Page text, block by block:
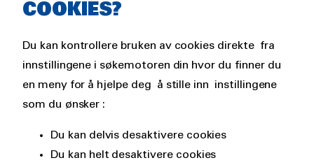
COOKIES?
Du kan kontrollere bruken av cookies direkte fra
innstillingene i søkemotoren din hvor du finner du
en meny for å hjelpe deg å stille inn instillingene
som du ønsker :
Du kan delvis desaktivere cookies
Du kan helt desaktivere cookies